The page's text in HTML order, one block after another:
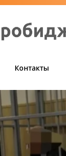
Контакты